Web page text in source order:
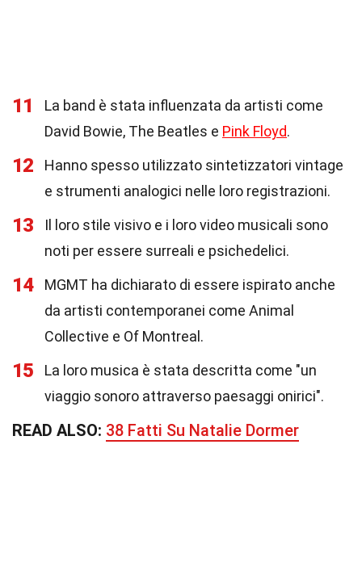
11
La band è stata influenzata da artisti come
David Bowie, The Beatles e Pink Floyd.
12
Hanno spesso utilizzato sintetizzatori vintage
e strumenti analogici nelle loro registrazioni.
13
Il loro stile visivo e i loro video musicali sono
noti per essere surreali e psichedelici.
14
MGMT ha dichiarato di essere ispirato anche
da artisti contemporanei come Animal
Collective e Of Montreal.
15
La loro musica è stata descritta come "un
viaggio sonoro attraverso paesaggi onirici".
READ ALSO: 38 Fatti Su Natalie Dormer